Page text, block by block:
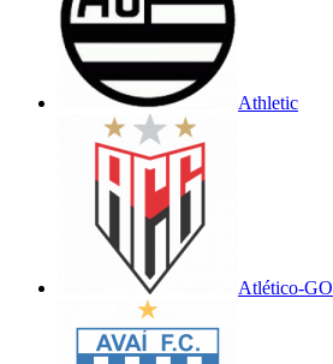
Athletic
Atlético-GO